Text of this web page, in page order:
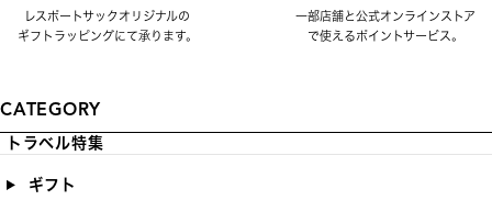
レスポートサックオリジナルの
ギフトラッピングにて承ります。
一部店舗と公式オンラインストア
で使えるポイントサービス。
CATEGORY
トラベル特集
ギフト